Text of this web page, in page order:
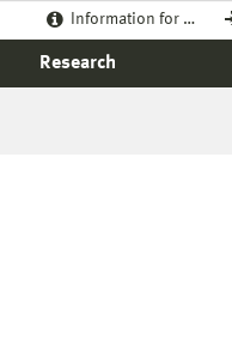
Information for …
Research